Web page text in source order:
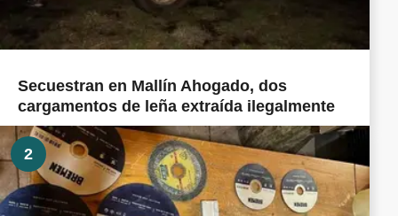
Secuestran en Mallín Ahogado, dos
cargamentos de leña extraída ilegalmente
2